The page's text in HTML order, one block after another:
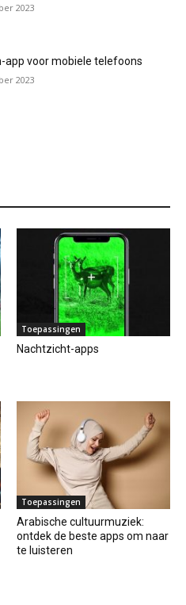
2023
app voor mobiele telefoons
2023
Toepassingen
Nachtzicht-apps
Toepassingen
Arabische cultuurmuziek:
ontdek de beste apps om naar
te luisteren